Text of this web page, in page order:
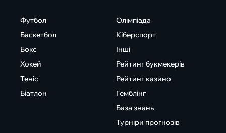
Футбол
Баскетбол
Бокс
Хокей
Теніс
Біатлон
Олімпіада
Кіберспорт
Інші
Рейтинг букмекерів
Рейтинг казино
Гемблінг
База знань
Турніри прогнозів